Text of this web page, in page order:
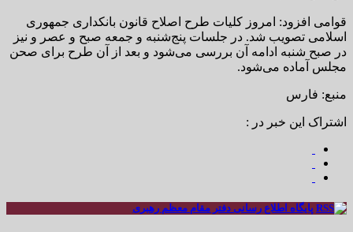
قوامی افزود: امروز کلیات طرح اصلاح قانون بانکداری جمهوری
اسلامی تصویب شد. در جلسات پنج‌شنبه و جمعه صبح و عصر و نیز
در صبح شنبه ادامه آن بررسی می‌شود و بعد از آن طرح برای صحن
مجلس آماده می‌شود.
منبع: فارس
اشتراک این خبر در :
پایگاه اطلاع رسانی دفتر مقام معظم رهبری